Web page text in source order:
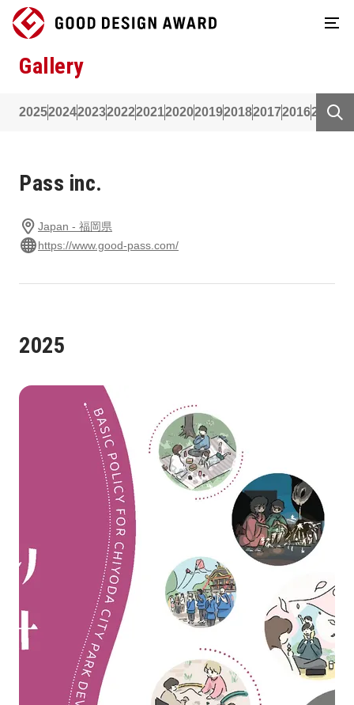
Gallery
20252024202320222021202020192018201720162015
Pass inc.
Japan - 福岡県
https://www.good-pass.com/
2025